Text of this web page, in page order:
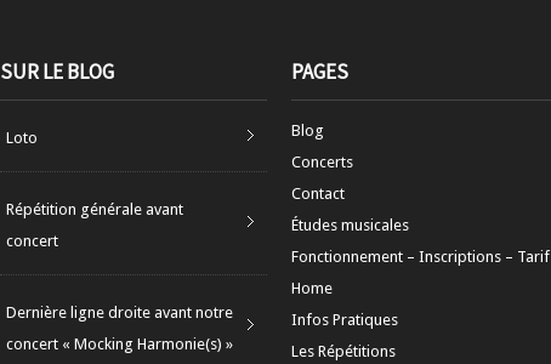
SUR LE BLOG
Loto
Répétition générale avant
concert
Dernière ligne droite avant notre
concert « Mocking Harmonie(s) »
PAGES
Blog
Concerts
Contact
Études musicales
Fonctionnement – Inscriptions –
Home
Infos Pratiques
Les Répétitions